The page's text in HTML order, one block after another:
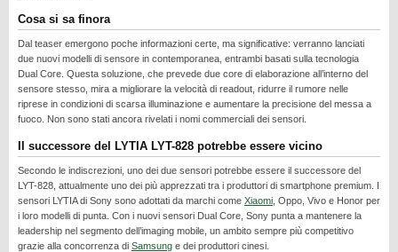
NEWS
ONEPLUS
PIXEL
POCO
PRIVACY
REALME
RUMORS
SICUREZZA
Cosa si sa finora
Dal teaser emergono poche informazioni certe, ma significative: verranno lanciati
due nuovi modelli di sensore in contemporanea, entrambi basati sulla tecnologia
Dual Core. Questa soluzione, che prevede due core di elaborazione all’interno del
sensore stesso, mira a migliorare la velocità di readout, ridurre il rumore nelle
riprese in condizioni di scarsa illuminazione e aumentare la precisione del messa a
fuoco. Non sono stati ancora rivelati i nomi commerciali dei sensori.
Il successore del LYTIA LYT-828 potrebbe essere vicino
Secondo le indiscrezioni, uno dei due sensori potrebbe essere il successore del
LYT-828, attualmente uno dei più apprezzati tra i produttori di smartphone premium. I
sensori LYTIA di Sony sono adottati da marchi come Xiaomi , Oppo, Vivo e Honor per
i loro modelli di punta. Con i nuovi sensori Dual Core, Sony punta a mantenere la
leadership nel segmento dell’imaging mobile, un ambito sempre più competitivo
grazie alla concorrenza di Samsung e dei produttori cinesi.